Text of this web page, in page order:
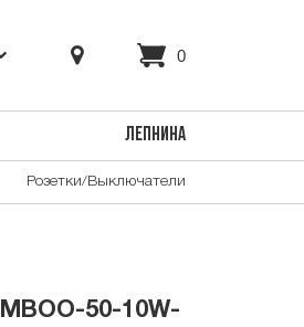
0
ЛЕПНИНА
Розетки/Выключатели
50-10W-